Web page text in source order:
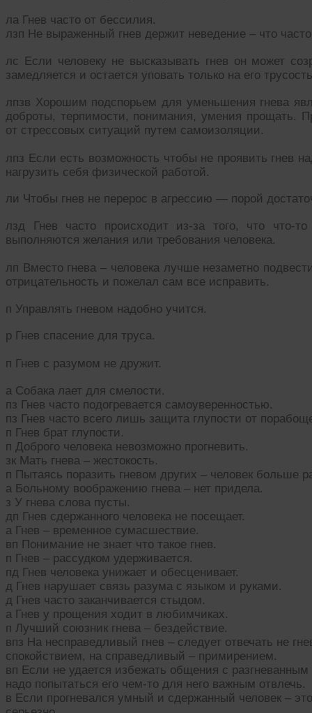
ла Гнев часто от бессилия.
лзп Не выраженный гнев держит неведение – что
лс Если человеку не высказывать гнев он может
замедляется и остается уповать только на его
лпзв Хорошим подспорьем для уменьшения гнева
доброты, терпимости, понимания, умения прощать.
от стрессовых ситуаций путем самоизоляции.
лпз Если есть возможность чтобы не проявить гнев
нагрузить себя физической работой.
ли Чтобы гнев не перерос в агрессию — порой
лзд Гнев часто происходит из-за того, что что-
выполняются желания или требования человека.
лп Вместо гнева – человека лучше незаметно
отрицательность и пожелал сам все исправить.
п Управлять гневом надобно учится.
р Гнев спасение для труса.
п Гнев с разумом не дружит.
а Собака лает для смелости.
пз Гнев часто подогревается самоуверенностью.
пз Гнев часто всего лишь защита глупости от
п Гнев брат глупости.
п Доброго человека невозможно прогневить.
зк Мать гнева – жестокость.
п Пытаясь поразить гневом других – человек больше
а Больному воображению гнева – нет придела.
з У гнева слова пусты.
дп Гнев сдержанного человека не посещает.
а Гнев – временное сумасшествие.
вп Понимание не знает что такое гнев.
п Гнев – рассудком удерживается.
пд Гнев человека унижает и обесценивает.
д Гнев нарушает связь разума с языком и руками.
д Гнев часто заканчивается стыдом.
а Гнев у прощения ходит в любимчиках.
п Лучший союзник гнева – бездействие.
впз На несправедливый гнев – следует отвечать не
спокойствием, на справедливый – примирением.
вп Если не удается избежать общения с разгневанным
надо попытаться его чем-то для него важным отвлечь.
в Если прогневался умный и сдержанный человек – это